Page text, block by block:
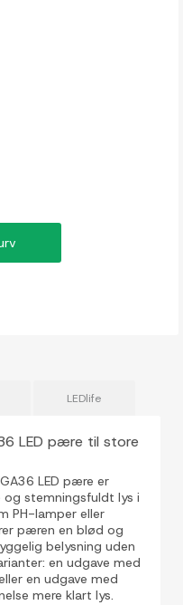
LEDlife
LED pære til store
LED pære er
stemningsfuldt lys i
PH-lamper eller
pæren en blød og
belysning uden
en udgave med
en udgave med
mere klart lys.